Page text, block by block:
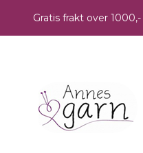
Gratis frakt over 1000,-